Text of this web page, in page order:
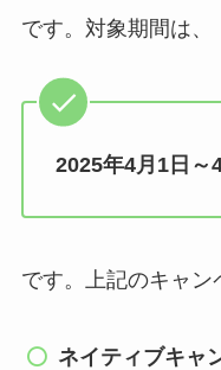
です。対象期間は、
2025年4月1日～
です。上記のキャン
ネイティブキャ